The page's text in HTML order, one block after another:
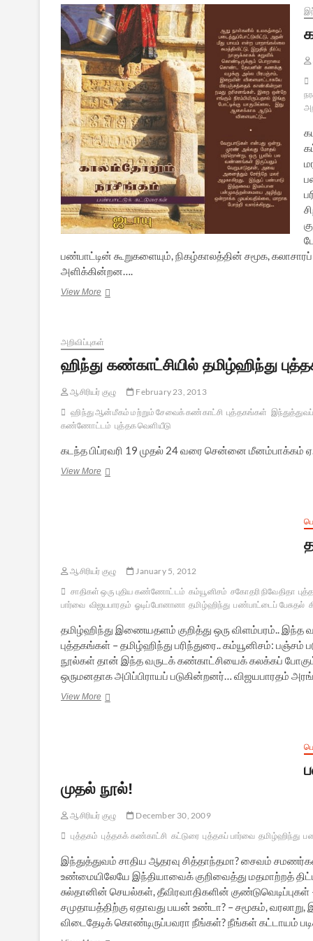
பண்பாட்டின் கூறுகளையும், நிகழ்காலத்தின் சமூக,
அளிக்கின்றன….
View Moreகாலம்தோறும்
அறிமுகம்
அறிவிப்புகள்
ஹிந்து கண்காட்சியில் தமிழ்ஹிந்து
ஆசிரியர் குழு
February 23, 2013
ஹிந்து ஆன்மீகம் மற்றும் சேவைக் கண்காட்சி புத்தகங்கள்
கண்ணோட்டம் புத்தக வெளியீடு
கடந்த பிப்ரவரி 19 முதல் 24 வரை சென்னை மீனம்பாக்கம்
View Moreஹிந்து
ஆசிரியர் குழு
January 5, 2012
சாதிகள் ஒரு புதிய கண்ணோட்டம் கம்யூனிசம் சகோதரி நிவேதிதா
பார்வை விஜயபாரதம் ஓடிப்போனானா தமிழ்ஹிந்து பண்பாட்டைப் பேசுதல்
தமிழ்ஹிந்து இணையதளம் குறித்து ஒரு விளம்பரம்..
புத்தகங்கள் – தமிழ்ஹிந்து பரிந்துரை.. கம்யூனிசம்:
நூல்கள் தான் இந்த வருடக் கண்காட்சியைக் கலக்கப்
ஒருமனதாக அபிப்பிராயப் படுகின்றனர்… விஜயபாரதம்
View Moreதமிழ்ஹிந்து
முதல் நூல்!
ஆசிரியர் குழு
December 30, 2009
புத்தகம் புத்தகக் கண்காட்சி கட்டுரை புத்தகப் பார்வை தமிழ்ஹிந்து
இந்துத்துவம் சாதிய ஆதரவு சித்தாந்தமா? சைவம்
உண்மையிலேயே இந்தியாவைக் குறிவைத்து மதமாற்றத்
சுல்தானின் செயல்கள், தீவிரவாதிகளின்
சமுதாயத்திற்கு ஏதாவது பயன் உண்டா? – சமூகம்,
விடைதேடிக் கொண்டிருப்பவரா நீங்கள்? நீங்கள் கட்டாயம்